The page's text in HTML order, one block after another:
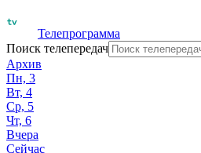
Телепрограмма
Поиск телепередач
Архив
Пн, 3
Вт, 4
Ср, 5
Чт, 6
Вчера
Сейчас